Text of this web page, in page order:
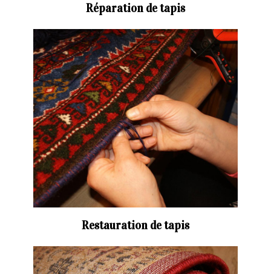
Réparation de tapis
Restauration de tapis